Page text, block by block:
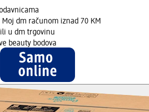
Moj dm računom iznad 70 KM
u dm trgovinu
beauty bodova